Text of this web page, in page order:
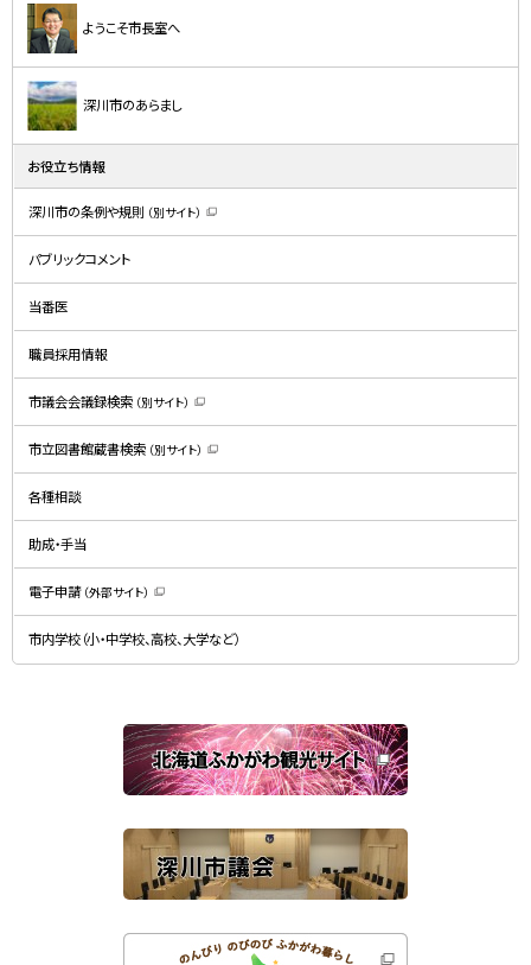
ようこそ市長室へ
深川市のあらまし
お役立ち情報
深川市の条例や規則 （別サイト）
新
ン
で
す
）
パブリックコメント
当番医
職員採用情報
市議会会議録検索 （別サイト）
新
規
ウ
ン
で
す
市立図書館蔵書検索 （別サイト）
新
ン
で
す
）
各種相談
助成・手当
電子申請 （外部サイト）
新
規
ウ
ン
開
き
ま
す
）
市内学校（小・中学校、高校、大学など）